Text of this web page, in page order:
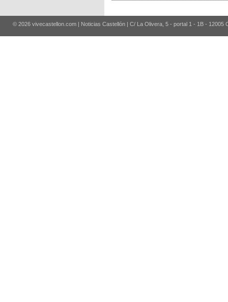
© 2026 vivecastellon.com | Noticias Castellón | C/ La Olivera, 5 - portal 1 - 1B - 12005